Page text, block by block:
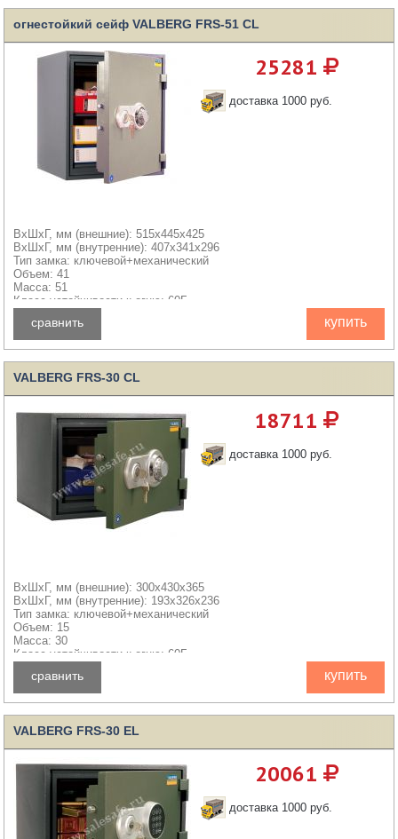
огнестойкий сейф VALBERG FRS-51 CL
25281
доставка 1000 руб.
ВхШхГ, мм (внешние): 515x445x425
ВхШхГ, мм (внутренние): 407x341x296
Тип замка: ключевой+механический
Объем: 41
Масса: 51
Класс устойчивости к огню: 60Б
купить
сравнить
VALBERG FRS-30 CL
18711
доставка 1000 руб.
ВхШхГ, мм (внешние): 300x430x365
ВхШхГ, мм (внутренние): 193x326x236
Тип замка: ключевой+механический
Объем: 15
Масса: 30
Класс устойчивости к огню: 60Б
купить
сравнить
VALBERG FRS-30 EL
20061
доставка 1000 руб.